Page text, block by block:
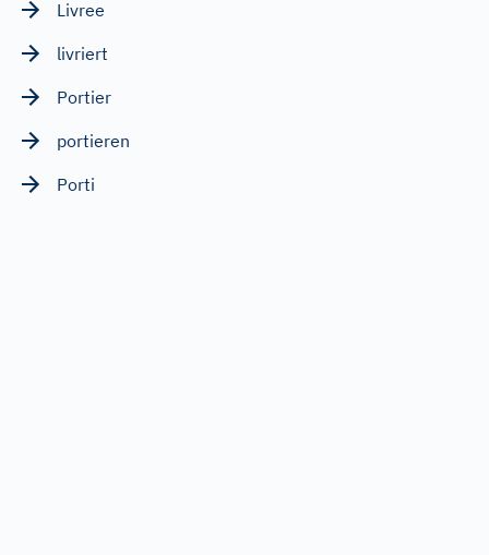
Livree
livriert
Portier
portieren
Porti